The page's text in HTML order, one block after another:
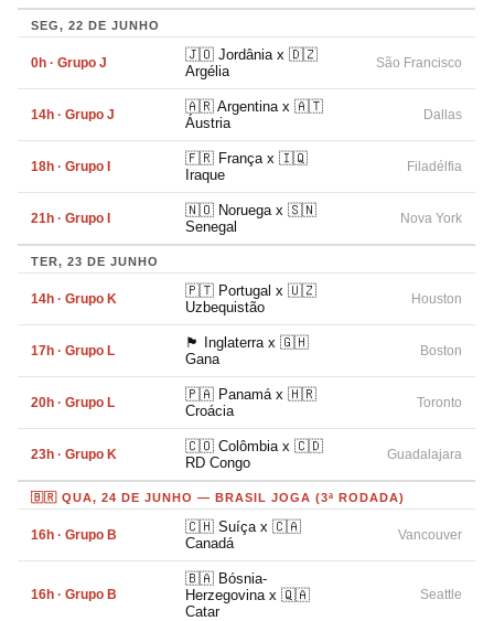
SEG, 22 DE JUNHO
0h · Grupo J
🇯🇴 Jordânia x 🇩🇿
Argélia
São Francisco
14h · Grupo J
🇦🇷 Argentina x 🇦🇹
Áustria
Dallas
18h · Grupo I
🇫🇷 França x 🇮🇶
Iraque
Filadélfia
21h · Grupo I
🇳🇴 Noruega x 🇸🇳
Senegal
Nova York
TER, 23 DE JUNHO
14h · Grupo K
🇵🇹 Portugal x 🇺🇿
Uzbequistão
Houston
17h · Grupo L
🏴󠁧󠁢󠁥󠁮󠁧󠁿 Inglaterra x 🇬🇭
Gana
Boston
20h · Grupo L
🇵🇦 Panamá x 🇭🇷
Croácia
Toronto
23h · Grupo K
🇨🇴 Colômbia x 🇨🇩
RD Congo
Guadalajara
🇧🇷 QUA, 24 DE JUNHO — BRASIL JOGA (3ª RODADA)
16h · Grupo B
🇨🇭 Suíça x 🇨🇦
Canadá
Vancouver
16h · Grupo B
🇧🇦 Bósnia-
Herzegovina x 🇶🇦
Catar
Seattle